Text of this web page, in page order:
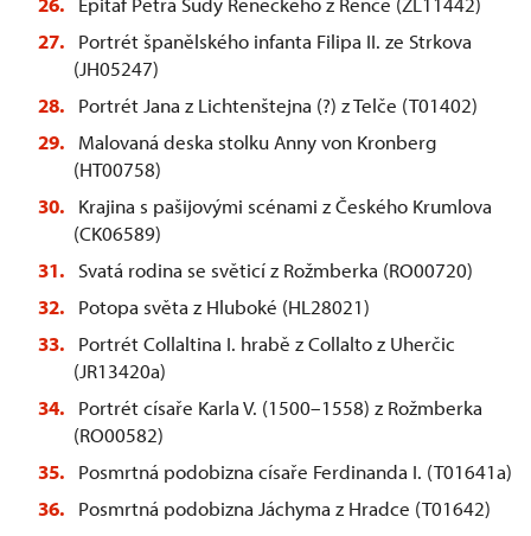
Portrét španělského infanta Filipa II. ze Strkova
(JH05247)
Portrét Jana z Lichtenštejna (?) z Telče (T01402)
Malovaná deska stolku Anny von Kronberg
(HT00758)
Krajina s pašijovými scénami z Českého Krumlova
(CK06589)
Svatá rodina se světicí z Rožmberka (RO00720)
Potopa světa z Hluboké (HL28021)
Portrét Collaltina I. hrabě z Collalto z Uherčic
(JR13420a)
Portrét císaře Karla V. (1500–1558) z Rožmberka
(RO00582)
Posmrtná podobizna císaře Ferdinanda I. (T01641a)
Posmrtná podobizna Jáchyma z Hradce (T01642)